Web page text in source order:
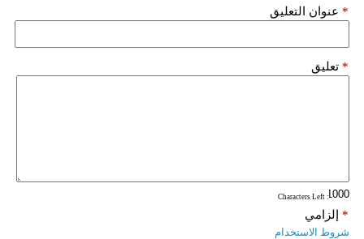
عنوان التعليق *
تعليق *
: Characters Left
إلزامي *
شروط الاستخدام